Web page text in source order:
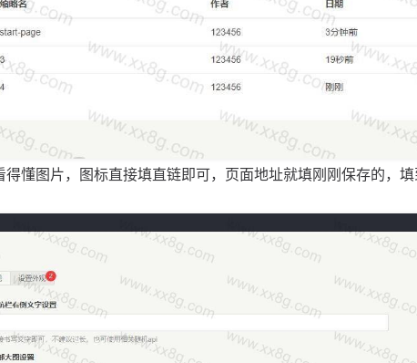
懂图片，图标直接填直链即可，页面地址就填刚刚保存的，